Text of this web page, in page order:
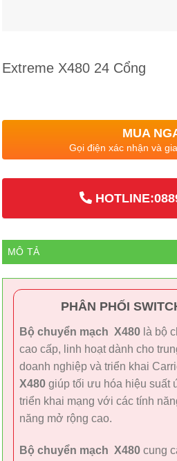
Extreme X480 24 Cổng
MUA
Gọi điện xác nhận và
MÔ TẢ
PHÂN PHỐI
Bộ chuyển mạch X480 là bộ
cao cấp, linh hoạt dành cho
doanh nghiệp và triển khai
X480 giúp tối ưu hóa hiệu suất
triển khai mạng với các tính
năng mở rộng cao.
Bộ chuyển mạch X480 cung